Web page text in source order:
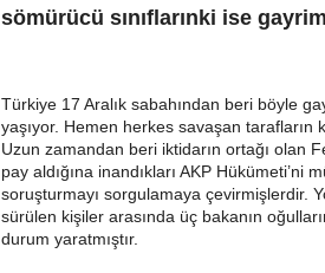
sömürücü sınıflarınki ise
Türkiye 17 Aralık sabahından beri böyle
yaşıyor. Hemen herkes savaşan tarafların
Uzun zamandan beri iktidarın ortağı olan
pay aldığına inandıkları AKP
soruşturmayı sorgulamaya çevirmişlerdir.
sürülen kişiler arasında üç bakanın
durum yaratmıştır.